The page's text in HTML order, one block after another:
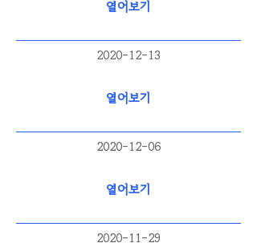
열어보기
2020-12-13
열어보기
2020-12-06
열어보기
2020-11-29